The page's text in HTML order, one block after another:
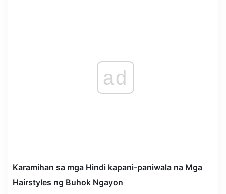
ad
Karamihan sa mga Hindi kapani-paniwala na Mga
Hairstyles ng Buhok Ngayon